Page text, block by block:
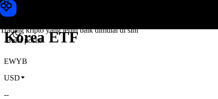
Trading kripto yang lebih baik dimulai di sini
Buka posisi
Harga iShares MSCI South
Korea ETF
EWYB
USD
--